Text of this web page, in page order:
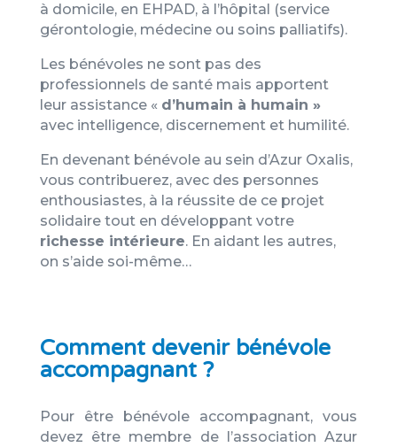
à domicile, en EHPAD, à l’hôpital (service
gérontologie, médecine ou soins palliatifs).
Les bénévoles ne sont pas des
professionnels de santé mais apportent
leur assistance « d’humain à humain »
avec intelligence, discernement et humilité.
En devenant bénévole au sein d’Azur Oxalis,
vous contribuerez, avec des personnes
enthousiastes, à la réussite de ce projet
solidaire tout en développant votre
richesse intérieure. En aidant les autres,
on s’aide soi-même…
Comment devenir bénévole
accompagnant ?
Pour être bénévole accompagnant, vous
devez être membre de l’association Azur